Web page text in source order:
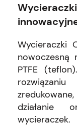
Wycieraczki
Wycieraczki
nowoczesną
PTFE
działanie
wycieraczek.